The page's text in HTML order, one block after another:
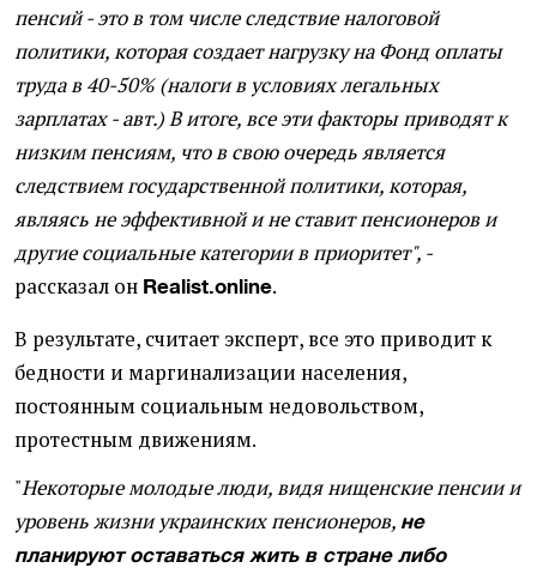
пенсий - это в том числе следствие налоговой
политики, которая создает нагрузку на Фонд оплаты
труда в 40-50% (налоги в условиях легальных
зарплатах - авт.) В итоге, все эти факторы приводят к
низким пенсиям, что в свою очередь является
следствием государственной политики, которая,
являясь не эффективной и не ставит пенсионеров и
другие социальные категории в приоритет", -
рассказал он Realist.online.
В результате, считает эксперт, все это приводит к
бедности и маргинализации населения,
постоянным социальным недовольством,
протестным движениям.
"Некоторые молодые люди, видя нищенские пенсии и
уровень жизни украинских пенсионеров, не
планируют оставаться жить в стране либо